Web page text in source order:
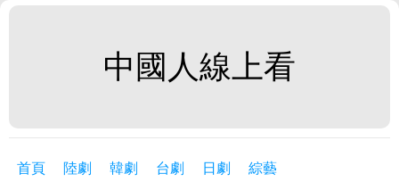
中國人線上看
首頁 陸劇 韓劇 台劇 日劇 綜藝